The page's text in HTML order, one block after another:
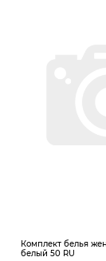
Комплект белья
белый 50 RU